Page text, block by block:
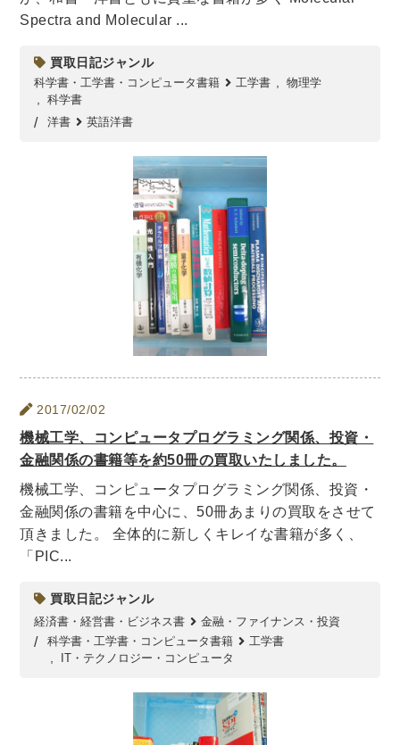
Spectra and Molecular ...
買取日記ジャンル
科学書・工学書・コンピュータ書籍 工学書
物理学
科学書
洋書
英語洋書
2017/02/02
機械工学、コンピュータプログラミング関係、投資・
金融関係の書籍等を約50冊の買取いたしました。
機械工学、コンピュータプログラミング関係、投資・
金融関係の書籍を中心に、50冊あまりの買取をさせて
頂きました。 全体的に新しくキレイな書籍が多く、
「PIC...
買取日記ジャンル
経済書・経営書・ビジネス書
金融・ファイナンス・投資
科学書・工学書・コンピュータ書籍
工学書
IT・テクノロジー・コンピュータ